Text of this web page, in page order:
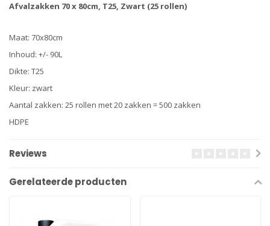
Afvalzakken 70 x 80cm, T25, Zwart (25 rollen)
Maat: 70x80cm
Inhoud: +/- 90L
Dikte: T25
Kleur: zwart
Aantal zakken: 25 rollen met 20 zakken = 500 zakken
HDPE
Reviews
Gerelateerde producten